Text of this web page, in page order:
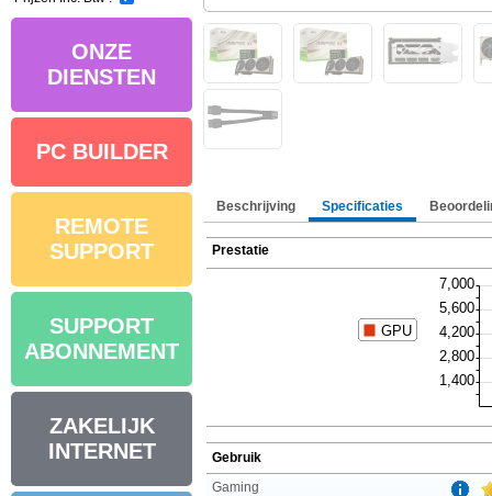
ONZE
DIENSTEN
PC BUILDER
REMOTE
SUPPORT
SUPPORT
ABONNEMENT
ZAKELIJK
INTERNET
Beschrijving Specificaties
Prestatie
Gebruik
Gaming